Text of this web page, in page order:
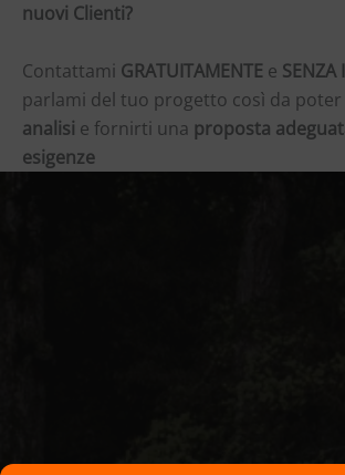
nuovi Clienti?
Contattami GRATUITAMENTE e SENZA
parlami del tuo progetto così da poter
analisi e fornirti una proposta
esigenze